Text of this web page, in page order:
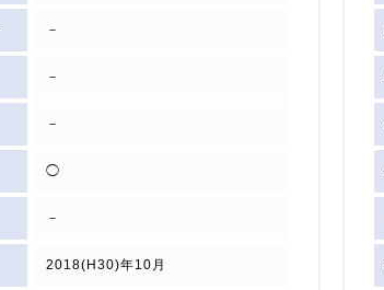
－
－
－
◯
－
2018(H30)年10月